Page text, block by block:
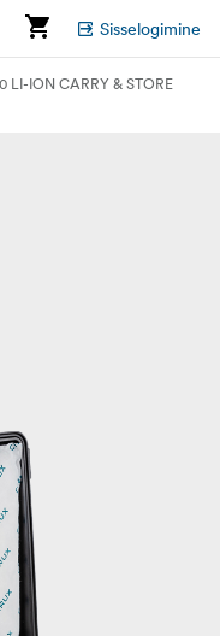
Sisselogimine
LI-ION CARRY & STORE